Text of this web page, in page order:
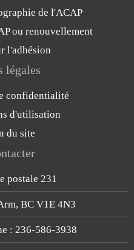
de l'ACAP
ou renouvellement
l'adhésion
légales
confidentialité
d'utilisation
du site
postale 231
BC V1E 4N3
: 236-586-3938